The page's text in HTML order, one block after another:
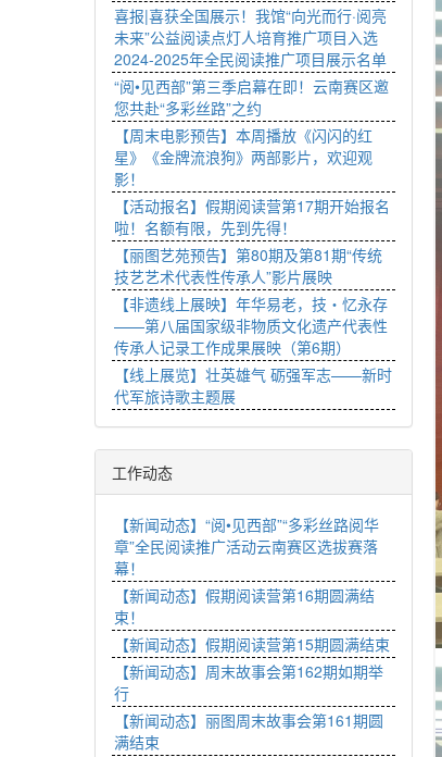
喜报|喜获全国展示！我馆“向光而行·阅亮
未来”公益阅读点灯人培育推广项目入选
2024-2025年全民阅读推广项目展示名单
“阅•见西部”第三季启幕在即！云南赛区邀
您共赴“多彩丝路”之约
【周末电影预告】本周播放《闪闪的红
星》《金牌流浪狗》两部影片，欢迎观
影！
【活动报名】假期阅读营第17期开始报名
啦！名额有限，先到先得！
【丽图艺苑预告】第80期及第81期“传统
技艺艺术代表性传承人”影片展映
【非遗线上展映】年华易老，技・忆永存
——第八届国家级非物质文化遗产代表性
传承人记录工作成果展映（第6期）
【线上展览】壮英雄气 砺强军志——新时
代军旅诗歌主题展
工作动态
【新闻动态】“阅•见西部”“多彩丝路阅华
章”全民阅读推广活动云南赛区选拔赛落
幕！
【新闻动态】假期阅读营第16期圆满结
束！
【新闻动态】假期阅读营第15期圆满结束
【新闻动态】周末故事会第162期如期举
行
【新闻动态】丽图周末故事会第161期圆
满结束